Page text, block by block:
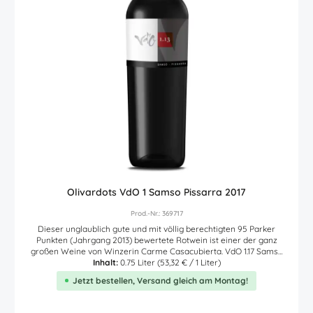
Olivardots VdO 1 Samso Pissarra 2017
Prod.-Nr.: 369717
Dieser unglaublich gute und mit völlig berechtigten 95 Parker
Punkten (Jahrgang 2013) bewertete Rotwein ist einer der ganz
großen Weine von Winzerin Carme Casacubierta. VdO 1.17 Samso
Pissarra vom spanischen Weingut Vinyes d'Olivardots. In der Farbe
dunkles kirschrot, begeistert dieser dicht gewobene Rotwein schon
im Glas durch Aromen reifer schwarzer Früchte (Brombeere,
Inhalt: 0.75 Liter (53,32 € / 1 Liter)
Jetzt bestellen, Versand gleich am Montag!